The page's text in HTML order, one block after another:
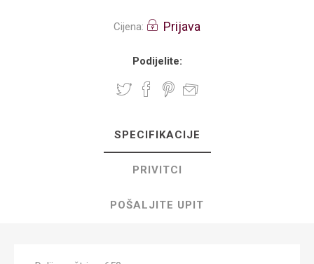
Cijena: Prijava
Podijelite:
SPECIFIKACIJE
PRIVITCI
POŠALJITE UPIT